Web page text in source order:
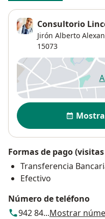
Consultorio
Jirón Alberto
15073
Disponibilidad
Formas de pago
Transferencia
Efectivo
Número de teléfono
942 84...Mostrar